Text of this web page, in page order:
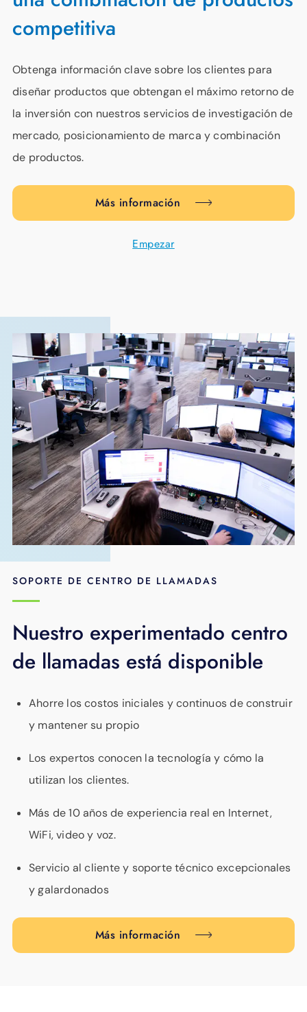
competitiva
Obtenga información clave sobre los clientes para
diseñar productos que obtengan el máximo retorno de
la inversión con nuestros servicios de investigación de
mercado, posicionamiento de marca y combinación
de productos.
Más información
Empezar
SOPORTE DE CENTRO DE LLAMADAS
Nuestro experimentado centro
de llamadas está disponible
Ahorre los costos iniciales y continuos de construir
y mantener su propio
Los expertos conocen la tecnología y cómo la
utilizan los clientes.
Más de 10 años de experiencia real en Internet,
WiFi, video y voz.
Servicio al cliente y soporte técnico excepcionales
y galardonados
Más información